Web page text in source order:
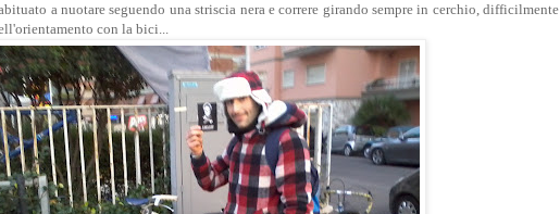
a nuotare seguendo una striscia nera e correre girando sempre in cerchio, difficilmente
con la bici...